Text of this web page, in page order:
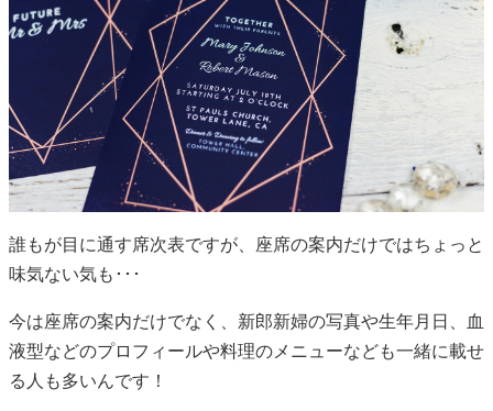
誰もが目に通す席次表ですが、座席の案内だけではちょっと
味気ない気も･･･
今は座席の案内だけでなく、新郎新婦の写真や生年月日、血
液型などのプロフィールや料理のメニューなども一緒に載せ
る人も多いんです！
の時間も席次表を見て新郎新婦のことを知ることができま
す。
・名前